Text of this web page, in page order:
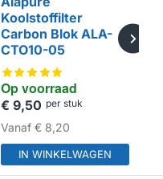
HUISMERK
Op voorraad
Koolstoffilter
Carbon Blok ALA-
CTO10-05
€ 9,50 per stuk
Vanaf€ 8,20
IN WINKELWAGEN